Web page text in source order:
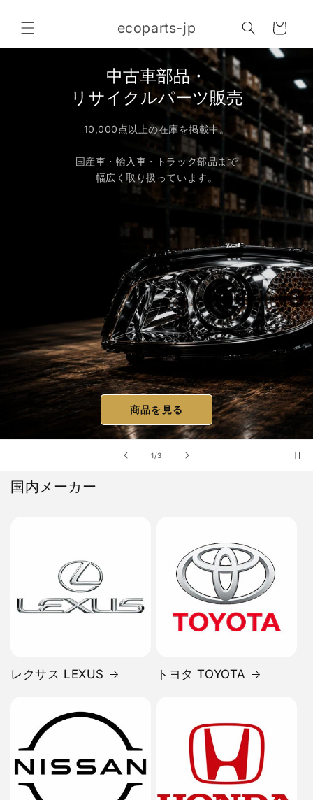
進む
ecoparts-jp
ー
ト
1/の
3
中古車部品・
リサイクルパーツ販売
10,000点以上の在庫を掲載中。
国産車・輸入車・トラック部品まで
幅広く取り扱っています。
商品を見る
国内メーカー
レクサス LEXUS トヨタ TOYOTA